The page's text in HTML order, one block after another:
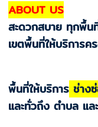
ABOUT US
สะดวกสบาย ทุกพื้น
เขตพื้นที่ให้บริการค
พื้นที่ให้บริการ ช่าง
และทั่วถึง ตำบล แล